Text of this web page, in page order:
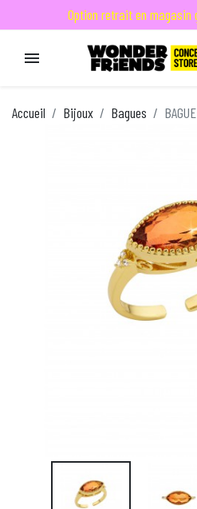
Option retrait en magasin

Accueil Bijoux Bagues